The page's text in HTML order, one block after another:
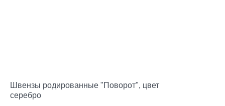
Швензы родированные "Поворот", цвет
серебро